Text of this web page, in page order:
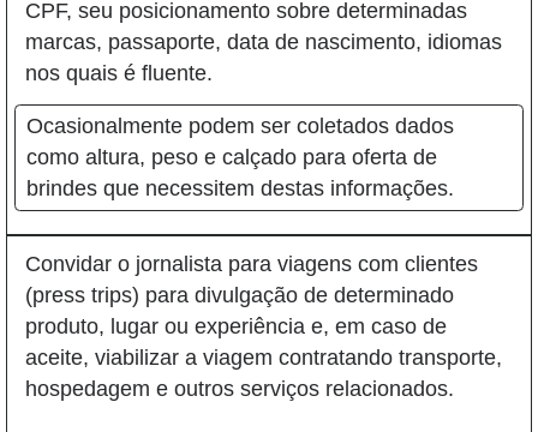
CPF, seu posicionamento sobre determinadas
marcas, passaporte, data de nascimento, idiomas
nos quais é fluente.
Ocasionalmente podem ser coletados dados
como altura, peso e calçado para oferta de
brindes que necessitem destas informações.
Convidar o jornalista para viagens com clientes
(press trips) para divulgação de determinado
produto, lugar ou experiência e, em caso de
aceite, viabilizar a viagem contratando transporte,
hospedagem e outros serviços relacionados.